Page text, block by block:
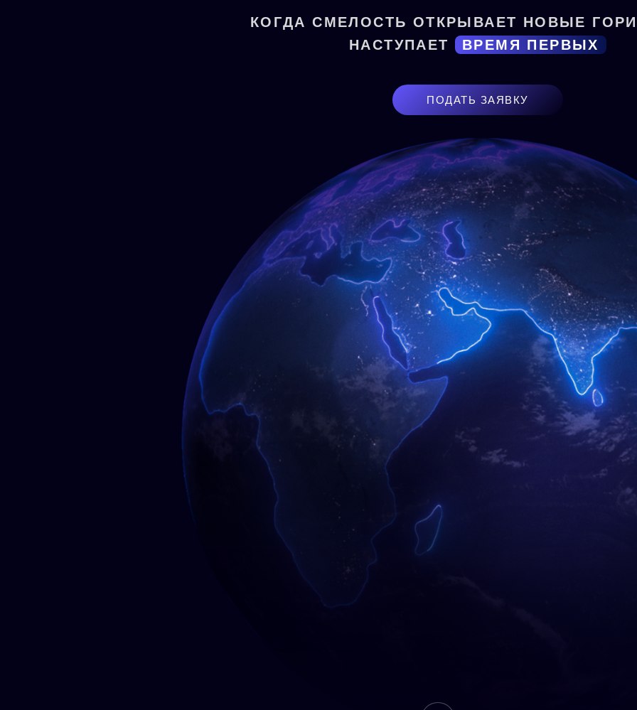
КОГДА СМЕЛОСТЬ ОТКРЫВАЕТ НОВЫЕ
НАСТУПАЕТ ВРЕМЯ ПЕРВЫХ
ПОДАТЬ ЗАЯВКУ